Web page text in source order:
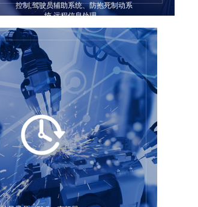
控制,驾驶员辅助系统、防抱死制动系
统,远程信息处理。